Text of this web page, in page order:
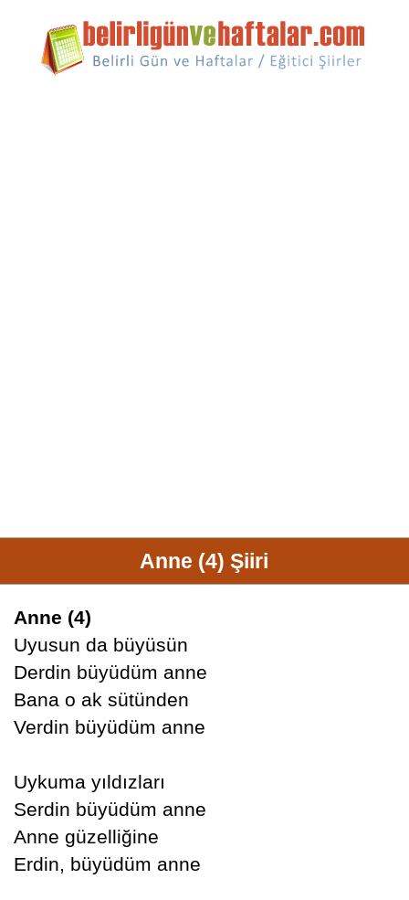
Anne (4) Şiiri
Anne (4)
Uyusun da büyüsün
Derdin büyüdüm anne
Bana o ak sütünden
Verdin büyüdüm anne
Uykuma yıldızları
Serdin büyüdüm anne
Anne güzelliğine
Erdin, büyüdüm anne